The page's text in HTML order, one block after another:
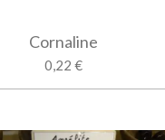
Cornaline
0,22 €